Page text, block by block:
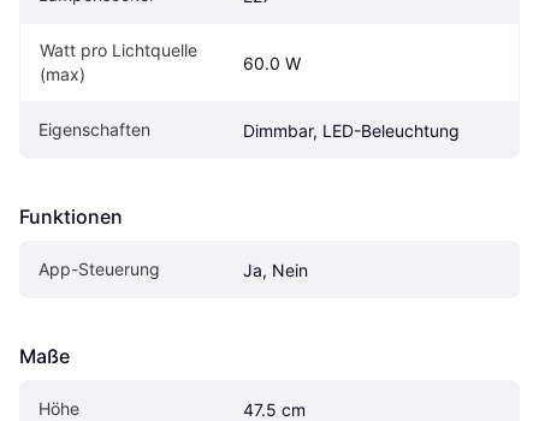
Watt pro Lichtquelle
(max)
60.0 W
Eigenschaften Dimmbar, LED-Beleuchtung
Funktionen
App-Steuerung Ja, Nein
Maße
Höhe 47.5 cm